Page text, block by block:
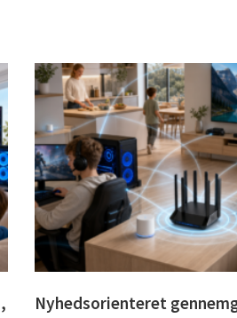
Nyhedsorienteret